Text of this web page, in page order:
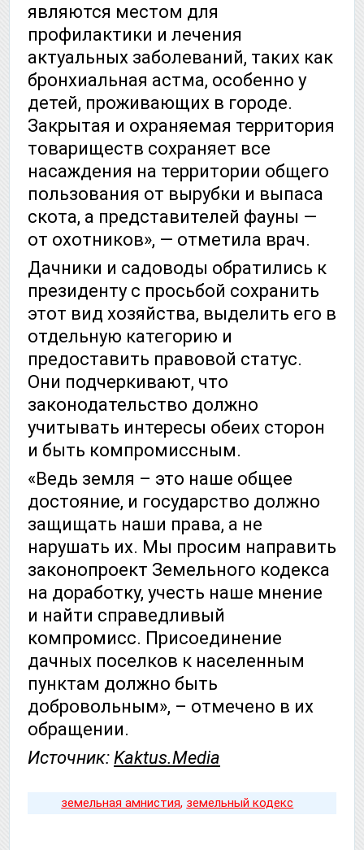
являются местом для
профилактики и лечения
актуальных заболеваний, таких как
бронхиальная астма, особенно у
детей, проживающих в городе.
Закрытая и охраняемая территория
товариществ сохраняет все
насаждения на территории общего
пользования от вырубки и выпаса
скота, а представителей фауны —
от охотников», — отметила врач.
Дачники и садоводы обратились к
президенту с просьбой сохранить
этот вид хозяйства, выделить его в
отдельную категорию и
предоставить правовой статус.
Они подчеркивают, что
законодательство должно
учитывать интересы обеих сторон
и быть компромиссным.
«Ведь земля – это наше общее
достояние, и государство должно
защищать наши права, а не
нарушать их. Мы просим направить
законопроект Земельного кодекса
на доработку, учесть наше мнение
и найти справедливый
компромисс. Присоединение
дачных поселков к населенным
пунктам должно быть
добровольным», – отмечено в их
обращении.
Источник: Kaktus.Media
земельная амнистия, земельный кодекс